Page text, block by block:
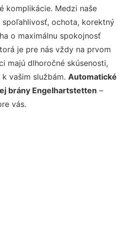
komplikácie. Medzi naše
ochota, korektný
o maximálnu spokojnosť
je pre nás vždy na prvom
majú dlhoročné skúsenosti,
vašim službám. Automatické
brány Engelhartstetten –
vás.